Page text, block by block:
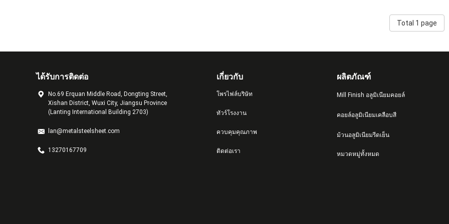
Total 1 page
ได้รับการติดต่อ
No.69 Erquan Middle Road, Dongting Street,
Xishan District, Wuxi City, Jiangsu Province
(Lanting International Building 2703)
lan@metalsteelsheet.com
13270167709
เกี่ยวกับ
โพรไฟล์บริษัท
ทัวร์โรงงาน
ควบคุมคุณภาพ
ติดต่อเรา
ผลิตภัณฑ์
Mill Finish อลูมิเนียมคอยล์
คอยล์อลูมิเนียมเคลือบสี
ม้วนอลูมิเนียมรีดเย็น
หมวดหมู่ทั้งหมด